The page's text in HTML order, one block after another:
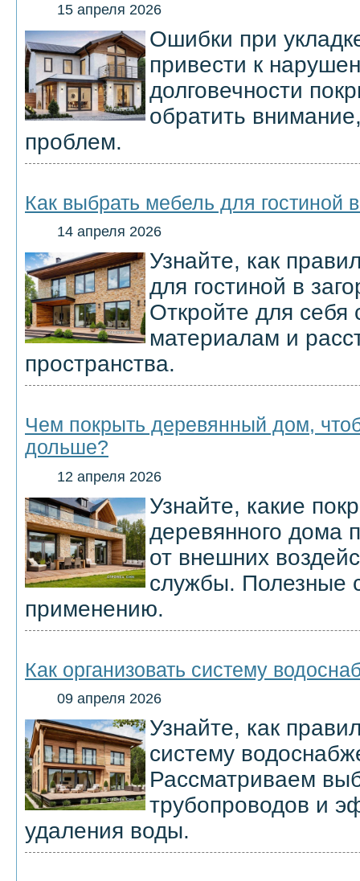
15 апреля 2026
Ошибки при
привести к
долговечности
обратить
проблем.
Как выбрать мебель для гостиной
14 апреля 2026
Узнайте, как
для гостиной в
Откройте для себя
материалам и
пространства.
Чем покрыть деревянный дом,
дольше?
12 апреля 2026
Узнайте, какие
деревянного дома
от внешних
службы. Полезные
применению.
Как организовать систему
09 апреля 2026
Узнайте, как
систему
Рассматриваем
трубопроводов и
удаления воды.